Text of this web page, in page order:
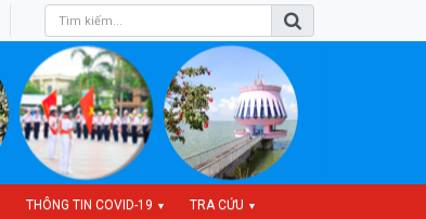
THÔNG TIN COVID-19 ▼ TRA CỨU ▼